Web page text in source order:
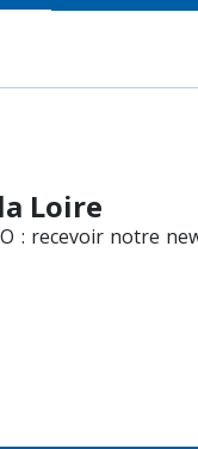
Loire
: recevoir notre